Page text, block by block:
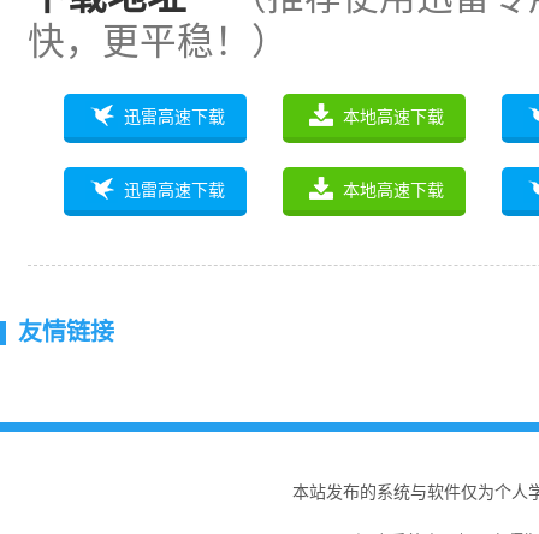
快，更平稳！）
迅雷高速下载 本地高速下载
迅雷高速下载 本地高速下载
友情链接
本站发布的系统与软件仅为个人